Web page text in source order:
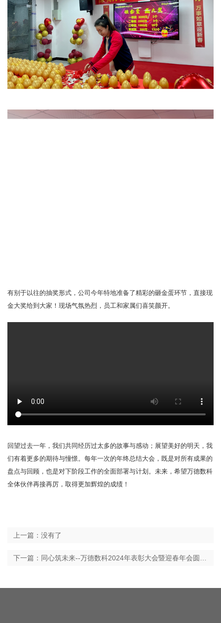
有别于以往的抽奖形式，公司今年特地准备了精彩的砸金蛋环节，直接现
金大奖给到大家！现场气氛热烈，员工和家属们喜笑颜开。
回望过去一年，我们共同经历过太多的故事与感动；展望美好的明天，我
们有着更多的期待与憧憬。每年一次的年终总结大会，既是对所有成果的
盘点与回顾，也是对下阶段工作的全面部署与计划。未来，希望万德数科
全体伙伴再接再厉，取得更加辉煌的成绩！
上一篇：没有了